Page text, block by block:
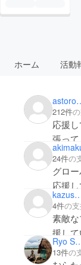
ホーム 活動
212件
応援
張って
24件の
グロ
応援し
がん
4件の
素敵
援して
頑張 Ryo
13件の